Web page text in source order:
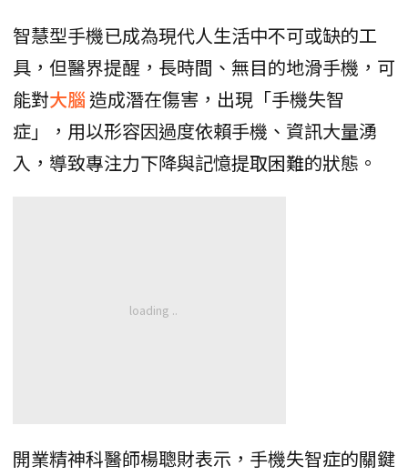
智慧型手機已成為現代人生活中不可或缺的工
具，但醫界提醒，長時間、無目的地滑手機，可
能對大腦造成潛在傷害，出現「手機失智
症」，用以形容因過度依賴手機、資訊大量湧
入，導致專注力下降與記憶提取困難的狀態。
開業精神科醫師楊聰財表示，手機失智症的關鍵